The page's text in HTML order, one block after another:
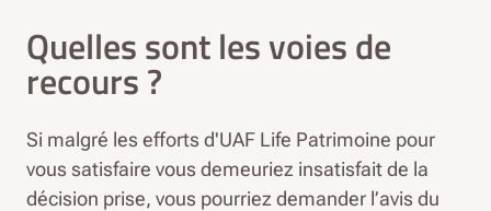
Quelles sont les voies de
recours ?
Si malgré les efforts d'UAF Life Patrimoine pour
vous satisfaire vous demeuriez insatisfait de la
décision prise, vous pourriez demander l’avis du